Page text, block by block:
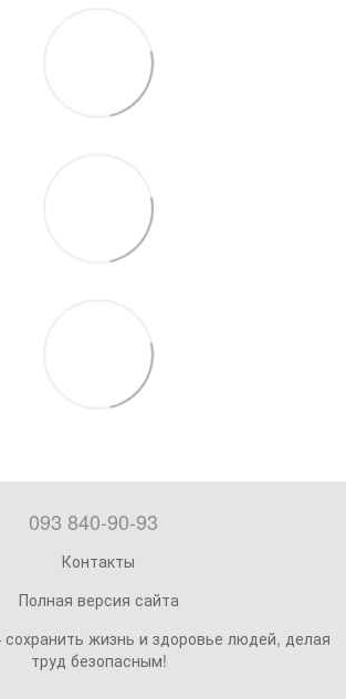
093 840-90-93
Контакты
Полная версия сайта
жизнь и здоровье людей, делая
труд безопасным!